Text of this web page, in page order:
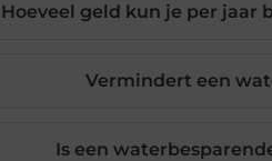
Hoeveel geld kun je per jaar
Vermindert een
Is een